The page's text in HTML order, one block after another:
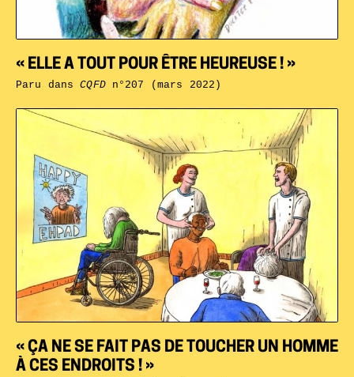
« ÇA NE SE FAIT PAS DE TOUCHER UN HOMME
À CES ENDROITS ! »
« ELLE A TOUT POUR ÊTRE HEUREUSE ! »
Paru dansCQFDn°207 (mars 2022)